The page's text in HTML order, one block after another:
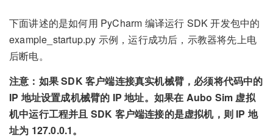
下面讲述的是如何用 PyCharm 编译运行 SDK 开发包中的
example_startup.py 示例，运行成功后，示教器将先上电
后断电。
注意：如果 SDK 客户端连接真实机械臂，必须将代码中的
IP 地址设置成机械臂的 IP 地址。如果在 Aubo Sim 虚拟
机中运行工程并且 SDK 客户端连接的是虚拟机，则 IP 地
址为 127.0.0.1。